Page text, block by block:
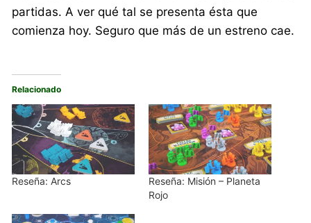
partidas. A ver qué tal se presenta ésta que
comienza hoy. Seguro que más de un estreno cae.
Relacionado
Reseña: Arcs
Reseña: Misión – Planeta
Rojo